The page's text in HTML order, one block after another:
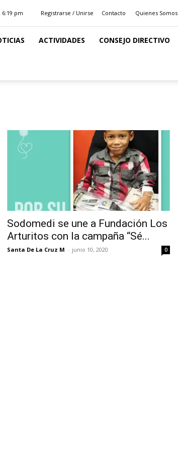
6:19 pm Registrarse / Unirse Contacto Quienes Somos
ACTIVIDADES CONSEJO DIRECTIVO
Sodomedi se une a Fundación Los
Arturitos con la campaña “Sé...
Santa De La Cruz M - junio 10, 2020 0